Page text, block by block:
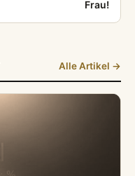
Frau!
Alle Artikel →